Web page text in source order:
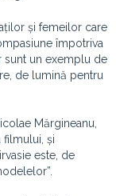
și femeilor care
împotriva
un exemplu de
de lumină pentru
Mărgineanu,
filmului, și
este, de